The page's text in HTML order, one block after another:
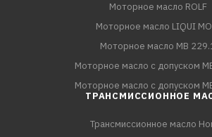
Моторное масло ROLF
Моторное масло LIQUI
Моторное масло MB
Моторное масло с допуском
Моторное масло с допуском
ТРАНСМИССИОННОЕ
Трансмиссионное масло